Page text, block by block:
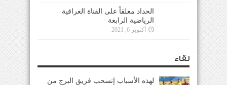
الحداد معلقاً على القناة العراقية
الرياضية الرابعة
أكتوبر 6, 2021
لقاء
لهذه الأسباب إنسحب فريق البرج من